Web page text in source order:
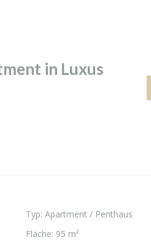
in Luxus
Typ: Apartment / Penthaus
Fläche: 95 m²